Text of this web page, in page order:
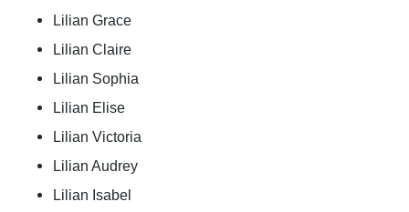
Lilian Grace
Lilian Claire
Lilian Sophia
Lilian Elise
Lilian Victoria
Lilian Audrey
Lilian Isabel